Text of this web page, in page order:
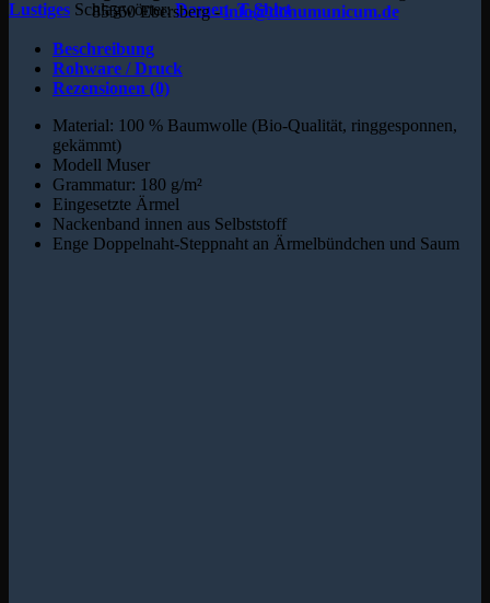
Lustiges Schlagwörter:Damen,T-Shirt
85560 Ebersberg -info@donumunicum.de
Beschreibung
Rohware / Druck
Rezensionen (0)
Material: 100 % Baumwolle (Bio-Qualität, ringgesponnen,
gekämmt)
Modell Muser
Grammatur: 180 g/m²
Eingesetzte Ärmel
Nackenband innen aus Selbststoff
Enge Doppelnaht-Steppnaht an Ärmelbündchen und Saum